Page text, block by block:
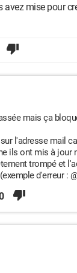
avez mise pour
mais ça
l'adresse mail
ils ont mis à jour
trompé et
d'erreur :